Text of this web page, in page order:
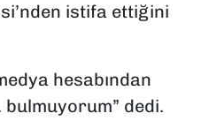
istifa ettiğini
hesabından
bulmuyorum” dedi.